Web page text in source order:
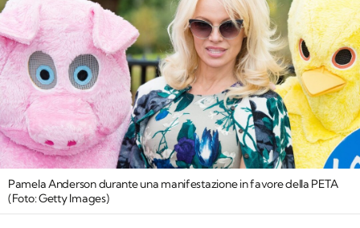
Pamela Anderson durante una manifestazione in favore della PETA
(Foto: Getty Images)